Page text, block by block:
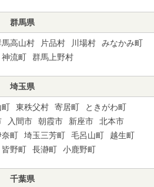
群馬県
馬高山村 片品村 川場村
みなかみ町
神流町 群馬上野村
埼玉県
町 東秩父村 寄居町
ときがわ町
入間市 朝霞市 新座市
北本市
奈町 埼玉三芳町 毛呂山町
越生町
皆野町 長瀞町 小鹿野町
千葉県